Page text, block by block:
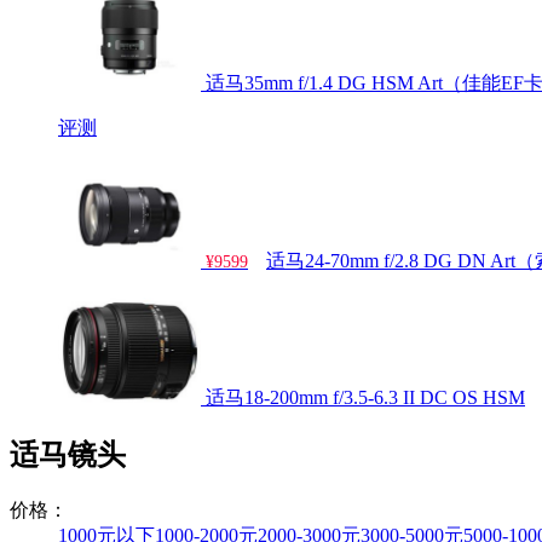
适马35mm f/1.4 DG HSM Art（佳能EF卡
评测
¥9599 适马24-70mm f/2.8 DG DN Art（
适马18-200mm f/3.5-6.3 II DC OS HSM
适马镜头
价格：
1000元以下1000-2000元2000-3000元3000-5000元5000-